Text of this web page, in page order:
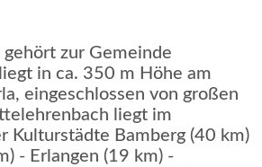
zur Gemeinde
in ca. 350 m Höhe am
eingeschlossen von großen
liegt im
Kulturstädte Bamberg (40 km)
- Erlangen (19 km) -